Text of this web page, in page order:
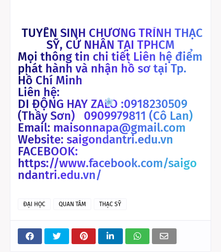
TUYỂN SINH CHƯƠNG TRÌNH THẠC
SỸ, CỬ NHÂN TẠI TPHCM
Mọi thông tin chi tiết Liên hệ điểm
phát hành và nhận hồ sơ tại Tp.
Hồ Chí Minh
Liên hệ:
DI ĐỘNG HAY ZALO :0918230509
(Thầy Sơn) 0909979811 (Cô Lan)
Email: maisonnapa@gmail.com
Website: saigondantri.edu.vn
FACEBOOK:
https://www.facebook.com/saigo
ndantri.edu.vn/
ĐẠI HỌC QUAN TÂM THẠC SỸ